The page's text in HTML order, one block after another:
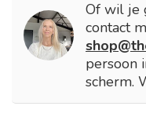
Of wil je
contact
persoon
scherm.